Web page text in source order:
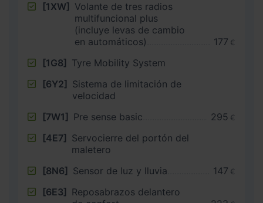
[1XW] Volante de tres radios
multifuncional plus
(incluye levas de cambio
en automáticos)
177 €
[1G8] Tyre Mobility System
[6Y2] Sistema de limitación de
velocidad
[7W1] Pre sense basic 295 €
[4E7] Servocierre del portón del
maletero
[8N6] Sensor de luz y lluvia 147 €
[6E3] Reposabrazos delantero